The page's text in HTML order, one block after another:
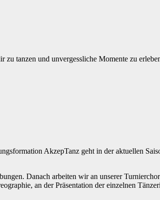
tanzen und unvergessliche Momente zu
AkzepTanz geht in der aktuellen
Danach arbeiten wir an unserer
an der Präsentation der einzelnen